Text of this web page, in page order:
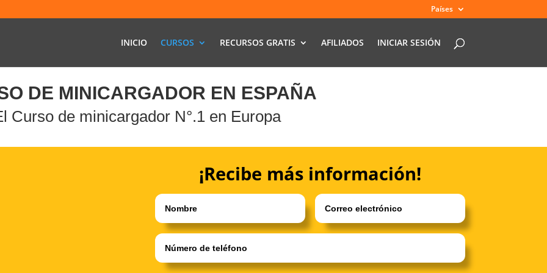
Países
INICIO CURSOS RECURSOS GRATIS AFILIADOS INICIAR SESIÓN
DE MINICARGADOR EN ESPAÑA
Curso de minicargador N°.1 en Europa
¡Recibe más información!